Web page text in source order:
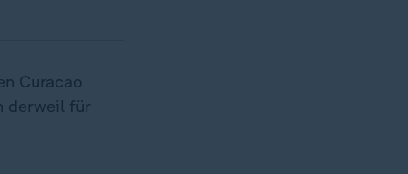
Curacao
derweil für